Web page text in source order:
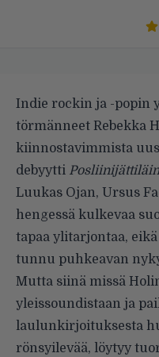
Indie rockin ja -popin
törmänneet Rebekka
kiinnostavimmista
debyytti
Luukas Ojan, Ursus
hengessä kulkevaa
tapaa ylitarjontaa,
tunnu puhkeavan
Mutta siinä missä
yleissoundistaan ja
laulunkirjoituksesta
rönsyilevää, löytyy